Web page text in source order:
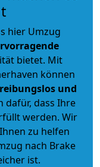
hier Umzug
bietet. Mit
können
reibungslos und
dass Ihre
werden. Wir
zu helfen
nach Brake
ist.